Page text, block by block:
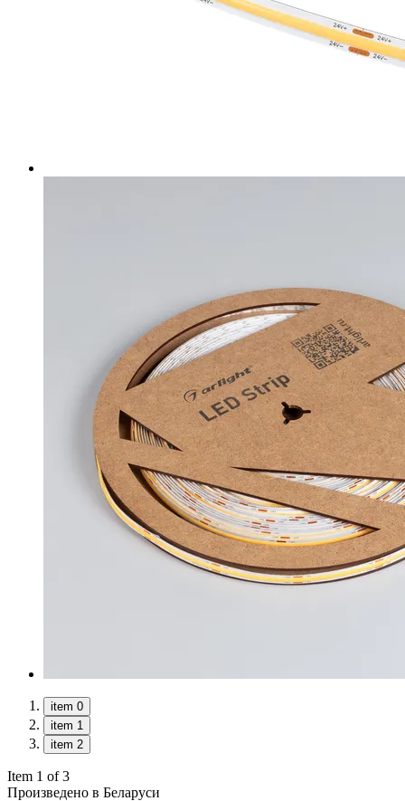
item 0
item 1
item 2
Item 1 of 3
Произведено в Беларуси